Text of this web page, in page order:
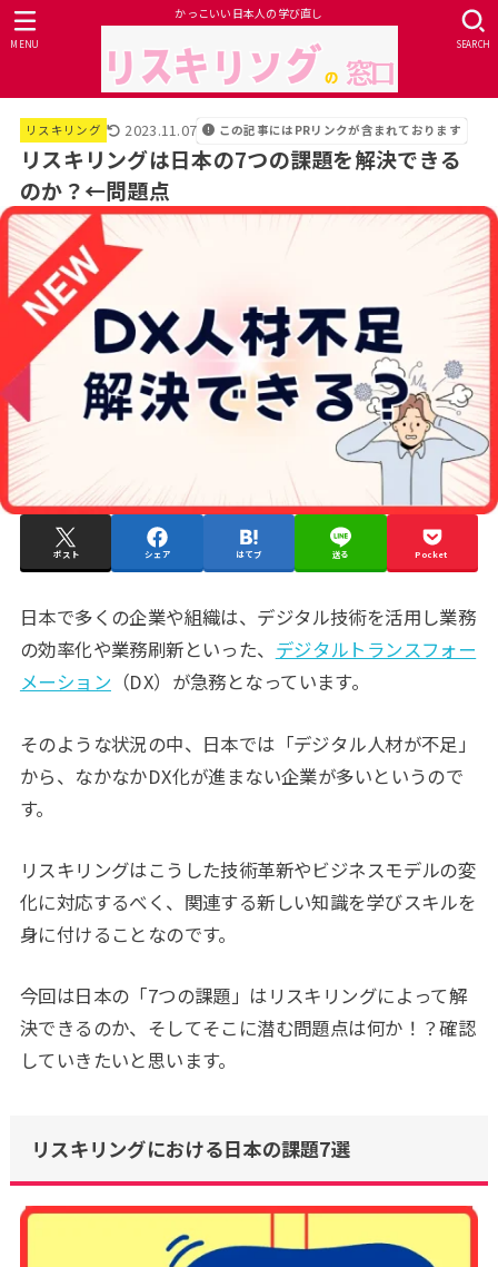
かっこいい日本人の学び直し
SEARCH
MENU
リスキリング 2023.11.07 この記事にはPRリンクが含まれております
リスキリングは日本の7つの課題を解決できる
のか？←問題点
ポスト シェア はてブ 送る Pocket
日本で多くの企業や組織は、デジタル技術を活用し業務
の効率化や業務刷新といった、 デジタルトランスフォー
メーション （DX）が急務となっています。
そのような状況の中、日本では「デジタル人材が不足」
から、なかなかDX化が進まない企業が多いというので
す。
リスキリングはこうした技術革新やビジネスモデルの変
化に対応するべく、関連する新しい知識を学びスキルを
身に付けることなのです。
今回は日本の「7つの課題」はリスキリングによって解
決できるのか、そしてそこに潜む問題点は何か！？確認
していきたいと思います。
リスキリングにおける日本の課題7選